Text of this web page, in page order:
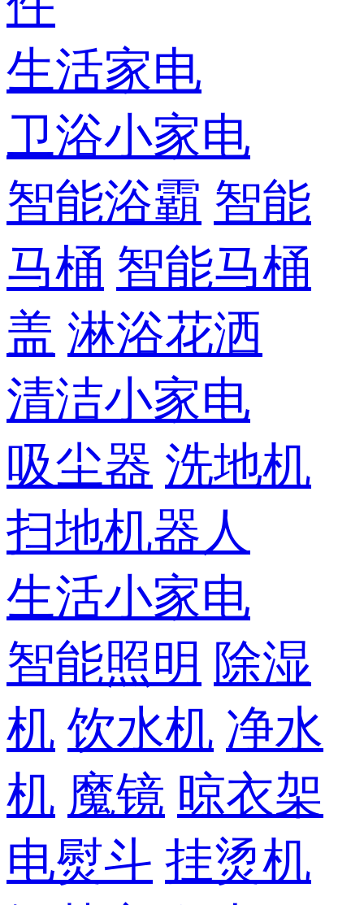
生活家电
卫浴小家电
智能浴霸 智能
马桶 智能马桶
盖 淋浴花洒
清洁小家电
吸尘器 洗地机
扫地机器人
生活小家电
智能照明 除湿
机 饮水机 净水
机 魔镜 晾衣架
电熨斗 挂烫机